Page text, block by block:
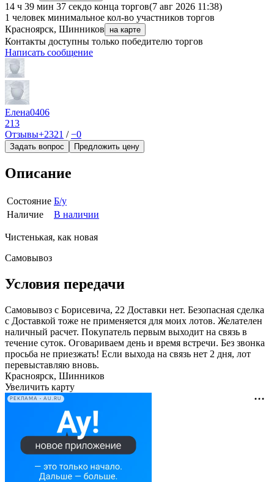
14 ч 39 мин 37 секдо конца торгов(7 авг 2026 11:38)
1 человек минимальное кол-во участников торгов
Красноярск, Шинников
на карте
Контакты доступны только победителю торгов
Написать сообщение
Елена0406
213
Отзывы+2321 /−0
Задать вопрос Предложить цену
Описание
Состояние Б/у
Наличие
В наличии
Чистенькая, как новая
Самовывоз
Условия передачи
Самовывоз с Борисевича, 22 Доставки нет. Безопасная сделка
с Доставкой тоже не применяется для моих лотов. Желателен
наличный расчет. Покупатель первым выходит на связь в
течение суток. Оговариваем день и время встречи. Без звонка
просьба не приезжать! Если выхода на связь нет 2 дня, лот
перевыставляю вновь.
Красноярск, Шинников
Увеличить карту
РЕКЛАМА • AU.RU